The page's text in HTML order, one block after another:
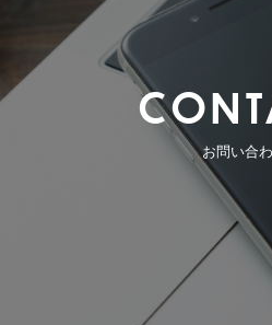
お問い合